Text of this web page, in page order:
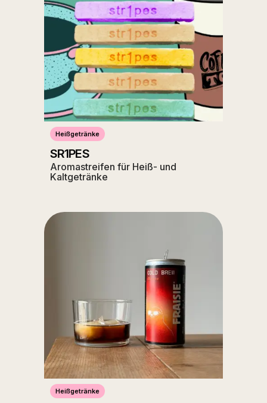
Heißgetränke
SR1PES
Aromastreifen für Heiß- und
Kaltgetränke
Heißgetränke